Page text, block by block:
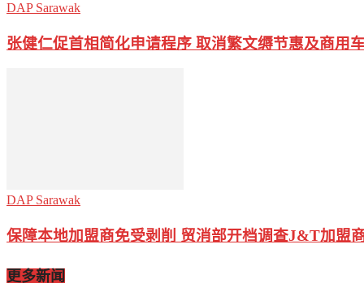
DAP Sarawak
张健仁促首相简化申请程序 取消繁文缛节惠及商用
DAP Sarawak
保障本地加盟商免受剥削 贸消部开档调查J&T加盟
更多新闻